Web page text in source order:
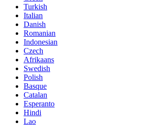
Turkish
Italian
Danish
Romanian
Indonesian
Czech
Afrikaans
Swedish
Polish
Basque
Catalan
Esperanto
Hindi
Lao